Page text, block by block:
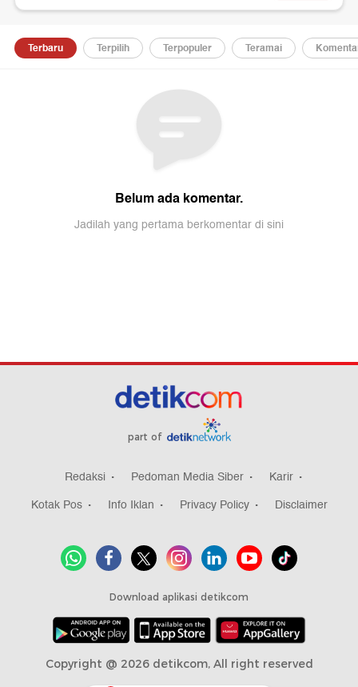
part of
Redaksi Pedoman Media Siber
Karir
Kotak Pos
Info Iklan Privacy Policy Disclaimer
Download aplikasi detikcom
Copyright @ 2026 detikcom, All right reserved